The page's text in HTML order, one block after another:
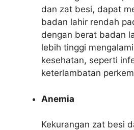
dan zat besi, dapat
badan lahir rendah
dengan berat badan
lebih tinggi
kesehatan, seperti
keterlambatan
Anemia
Kekurangan zat besi